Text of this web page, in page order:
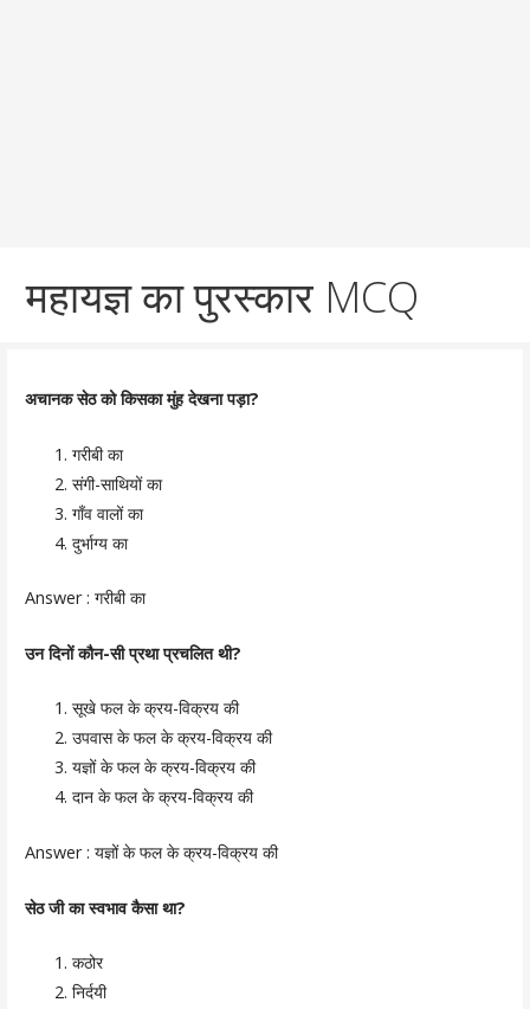
महायज्ञ का पुरस्कार MCQ
अचानक सेठ को किसका मुंह देखना पड़ा?
गरीबी का
संगी-साथियों का
गाँव वालों का
दुर्भाग्य का
Answer : गरीबी का
उन दिनों कौन-सी प्रथा प्रचलित थी?
सूखे फल के क्रय-विक्रय की
उपवास के फल के क्रय-विक्रय की
यज्ञों के फल के क्रय-विक्रय की
दान के फल के क्रय-विक्रय की
Answer : यज्ञों के फल के क्रय-विक्रय की
सेठ जी का स्वभाव कैसा था?
कठोर
निर्दयी